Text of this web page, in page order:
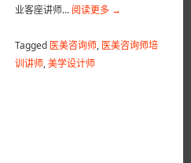
业客座讲师... 阅读更多 →
Tagged 医美咨询师, 医美咨询师培
训讲师,美学设计师